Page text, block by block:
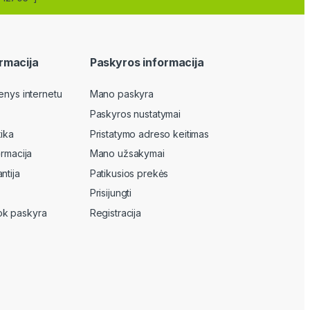
internetu
paskyra
Paskyros informacija
Mano paskyra
Paskyros nustatymai
Pristatymo adreso keitimas
Mano užsakymai
Patikusios prekės
Prisijungti
Registracija